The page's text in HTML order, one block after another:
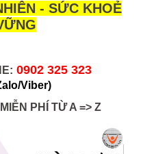
- SỨC KHOẺ
0902 325 323
Viber)
PHÍ TỪ A => Z